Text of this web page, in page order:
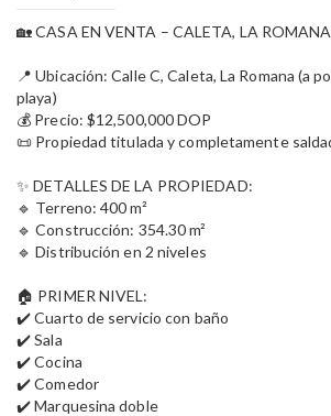
🏡 CASA EN VENTA – CALETA, LA
📍 Ubicación: Calle C, Caleta, La Romana (a
playa)
💰 Precio: $12,500,000 DOP
📜 Propiedad titulada y completamente
✨ DETALLES DE LA PROPIEDAD:
🔹 Terreno: 400 m²
🔹 Construcción: 354.30 m²
🔹 Distribución en 2 niveles
🏠 PRIMER NIVEL:
✔️ Cuarto de servicio con baño
✔️ Sala
✔️ Cocina
✔️ Comedor
✔️ Marquesina doble